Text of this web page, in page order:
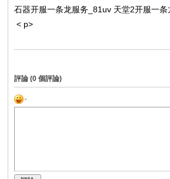
石器开服一条龙服务_81uv 天堂2开服一
< p>
評論 (0 個評論)